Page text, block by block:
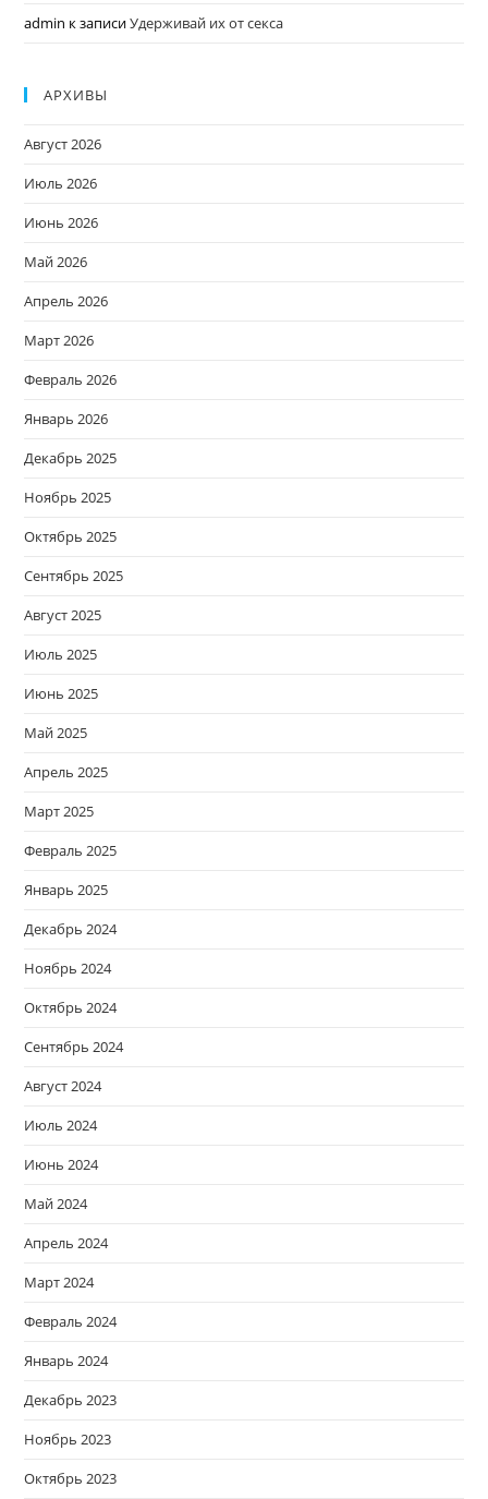
admin к записиУдерживай их от секса
АРХИВЫ
Август 2026
Июль 2026
Июнь 2026
Май 2026
Апрель 2026
Март 2026
Февраль 2026
Январь 2026
Декабрь 2025
Ноябрь 2025
Октябрь 2025
Сентябрь 2025
Август 2025
Июль 2025
Июнь 2025
Май 2025
Апрель 2025
Март 2025
Февраль 2025
Январь 2025
Декабрь 2024
Ноябрь 2024
Октябрь 2024
Сентябрь 2024
Август 2024
Июль 2024
Июнь 2024
Май 2024
Апрель 2024
Март 2024
Февраль 2024
Январь 2024
Декабрь 2023
Ноябрь 2023
Октябрь 2023